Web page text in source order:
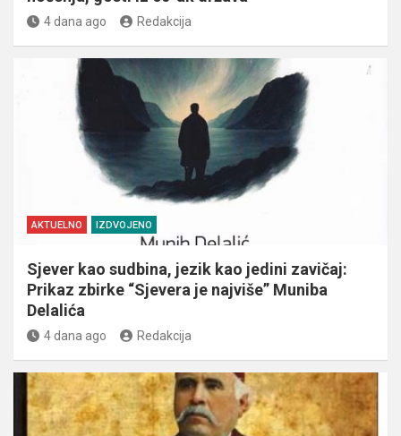
4 dana ago Redakcija
AKTUELNO IZDVOJENO
Sjever kao sudbina, jezik kao jedini zavičaj:
Prikaz zbirke “Sjevera je najviše” Muniba
Delalića
4 dana ago Redakcija